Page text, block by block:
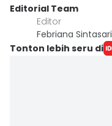
Editorial Team
Editor
Febriana Sintasari
Tonton lebih seru di